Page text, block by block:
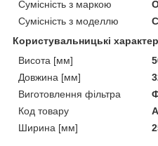
Сумісність з маркою
Сумісність з моделлю
Користувальницькі
Висота [мм]
Довжина [мм]
Виготовлення фільтра
Код товару
Ширина [мм]